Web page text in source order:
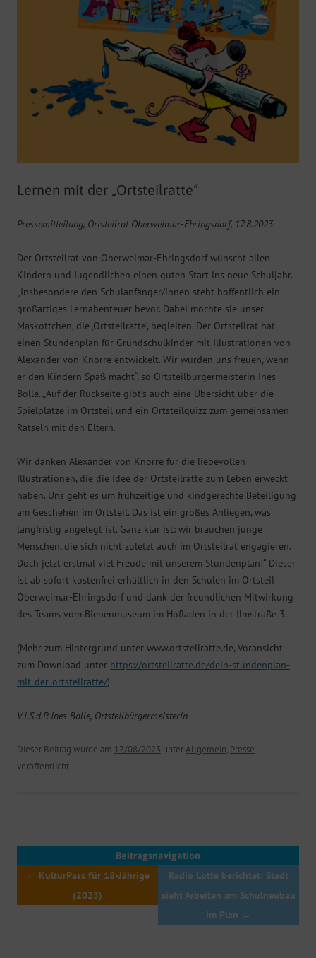
Lernen mit der „Ortsteilratte“
Pressemitteilung, Ortsteilrat Oberweimar-Ehringsdorf, 17.8.2023
Der Ortsteilrat von Oberweimar-Ehringsdorf wünscht allen
Kindern und Jugendlichen einen guten Start ins neue Schuljahr.
„Insbesondere den Schulanfänger/innen steht hoffentlich ein
großartiges Lernabenteuer bevor. Dabei möchte sie unser
Maskottchen, die ‚Ortsteilratte‘, begleiten. Der Ortsteilrat hat
einen Stundenplan für Grundschulkinder mit Illustrationen von
Alexander von Knorre entwickelt. Wir würden uns freuen, wenn
er den Kindern Spaß macht“, so Ortsteilbürgermeisterin Ines
Bolle. „Auf der Rückseite gibt’s auch eine Übersicht über die
Spielplätze im Ortsteil und ein Ortsteilquizz zum gemeinsamen
Rätseln mit den Eltern.
Wir danken Alexander von Knorre für die liebevollen
Illustrationen, die die Idee der Ortsteilratte zum Leben erweckt
haben. Uns geht es um frühzeitige und kindgerechte Beteiligung
am Geschehen im Ortsteil. Das ist ein großes Anliegen, was
langfristig angelegt ist. Ganz klar ist: wir brauchen junge
Menschen, die sich nicht zuletzt auch im Ortsteilrat engagieren.
Doch jetzt erstmal viel Freude mit unserem Stundenplan!“ Dieser
ist ab sofort kostenfrei erhältlich in den Schulen im Ortsteil
Oberweimar-Ehringsdorf und dank der freundlichen Mitwirkung
des Teams vom Bienenmuseum im Hofladen in der Ilmstraße 3.
(Mehr zum Hintergrund unter www.ortsteilratte.de, Voransicht
zum Download unter https://ortsteilratte.de/dein-stundenplan-
mit-der-ortsteilratte/)
V.i.S.d.P. Ines Bolle, Ortsteilbürgermeisterin
Dieser Beitrag wurde am 17/08/2023 unterAllgemein, Presse
veröffentlicht.
Beitragsnavigation
← KulturPass für 18-Jährige
(2023)
Radio Lotte berichtet: Stadt
sieht Arbeiten am Schulneubau
im Plan →